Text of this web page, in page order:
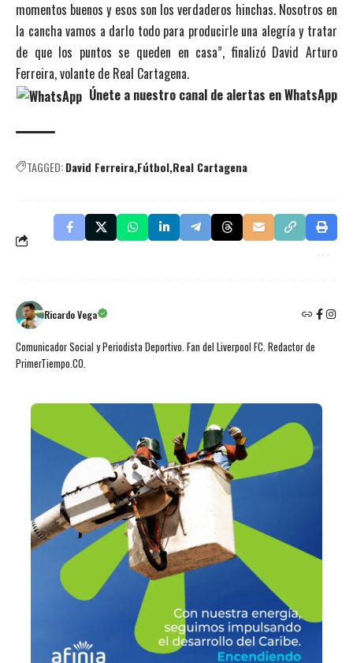
momentos buenos y esos son los verdaderos hinchas. Nosotros en
la cancha vamos a darlo todo para producirle una alegría y tratar
de que los puntos se queden en casa”, finalizó David Arturo
Ferreira, volante de Real Cartagena.
Únete a nuestro canal de alertas en WhatsApp
TAGGED:David Ferreira Fútbol Real Cartagena
Ricardo Vega
Comunicador Social y Periodista Deportivo. Fan del Liverpool FC. Redactor de
PrimerTiempo.CO.